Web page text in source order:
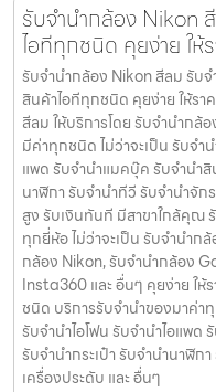
รับจำนำกล้อง Nikon
ไอทีทุกชนิด คุยง่าย ให้
รับจำนำกล้อง Nikon สีลม รับ
สินค้าไอทีทุกชนิด คุยง่าย ให้ร
สีลม ให้บริการโดย รับจํานํากล้
มีค่าทุกชนิด ไม่ว่าจะเป็น รับจํา
แพด รับจํานําแมคบุ๊ค รับจํานําสิ
นาฬิกา รับจํานําทีวี รับจํานําจัก
สูง รับเงินทันที มีสาขาใกล้คุณ
ทุกยี่ห้อ ไม่ว่าจะเป็น รับจำนำก
กล้อง Nikon, รับจำนำกล้อง
Insta360 และ อื่นๆ คุยง่าย ให้
ชนิด บริการรับจำนำของมาค่า
รับจํานําไอโฟน รับจํานําไอแพ
รับจํานํากระเป๋า รับจํานํานาฬิก
เครื่องประดับ และ อื่นๆ